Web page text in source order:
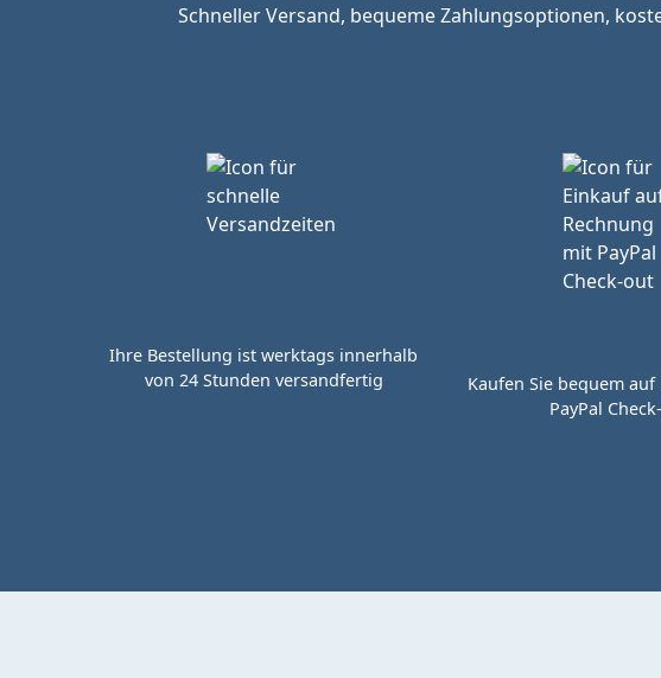
Schneller Versand, bequeme Zahlungsoptionen,
Ihre Bestellung ist werktags innerhalb
von 24 Stunden versandfertig
Kaufen Sie bequem
PayPal